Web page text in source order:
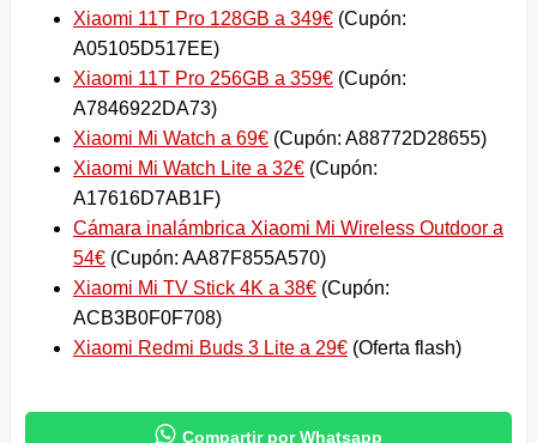
Xiaomi 11T Pro 128GB a 349€(Cupón:
A05105D517EE)
Xiaomi 11T Pro 256GB a 359€(Cupón:
A7846922DA73)
Xiaomi Mi Watch a 69€(Cupón: A88772D28655)
Xiaomi Mi Watch Lite a 32€(Cupón:
A17616D7AB1F)
Cámara inalámbrica Xiaomi Mi Wireless Outdoor a
54€(Cupón: AA87F855A570)
Xiaomi Mi TV Stick 4K a 38€(Cupón:
ACB3B0F0F708)
Xiaomi Redmi Buds 3 Lite a 29€(Oferta flash)
 Compartir por Whatsapp